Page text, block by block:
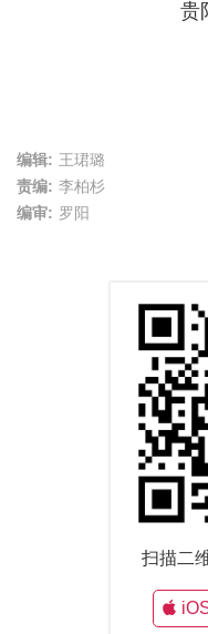
贵
编辑: 王珺璐
责编: 李柏杉
编审: 罗阳
扫描二